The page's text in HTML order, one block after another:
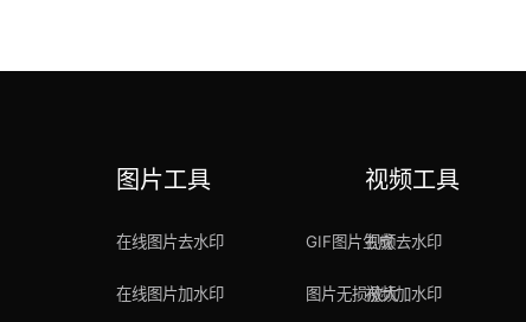
图片工具
在线图片去水印
在线图片加水印
GIF图片生成
图片无损放大
视频工具
视频去水印
视频加水印